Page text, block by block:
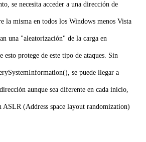
se necesita acceder a una dirección de
la misma en todos los Windows menos Vista
una "aleatorización" de la carga en
esto protege de este tipo de ataques. Sin
se puede llegar a
aunque sea diferente en cada inicio,
ASLR (Address space layout randomization)